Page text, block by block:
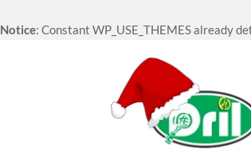
Notice: Constant WP_USE_THEMES already